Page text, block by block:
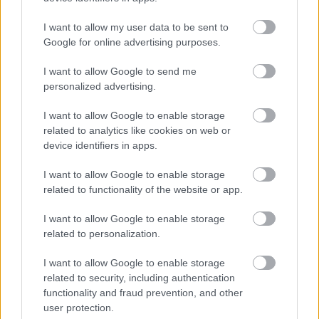
I want to allow my user data to be sent to
Google for online advertising purposes.
I want to allow Google to send me
personalized advertising.
I want to allow Google to enable storage
related to analytics like cookies on web or
device identifiers in apps.
I want to allow Google to enable storage
related to functionality of the website or app.
I want to allow Google to enable storage
related to personalization.
I want to allow Google to enable storage
related to security, including authentication
functionality and fraud prevention, and other
user protection.
A Filmiót 2020. november 19-én indította el a
Nemzeti Filmintézet. A streamingplatformon
már csaknem 1200-hoz lehet hozzáférni és a kínálat
hetente két filmmel – egy klasszikus és egy kortárs
Címkék:streaming magyar sajtóközlemény nfi filmio
Ajánlott bejegyzések: